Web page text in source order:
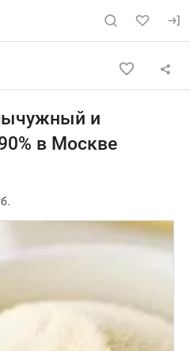
сайту milknet.ru
казеин
объявлением
и
в Москве